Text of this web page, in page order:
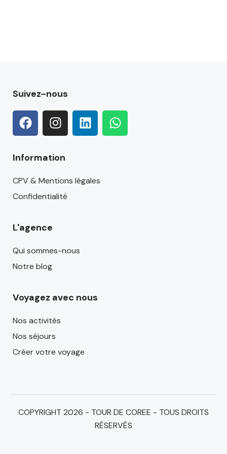
Suivez-nous
Information
CPV & Mentions légales
Confidentialité
L'agence
Qui sommes-nous
Notre blog
Voyagez avec nous
Nos activités
Nos séjours
Créer votre voyage
COPYRIGHT 2026 - TOUR DE COREE - TOUS DROITS
RÉSERVÉS